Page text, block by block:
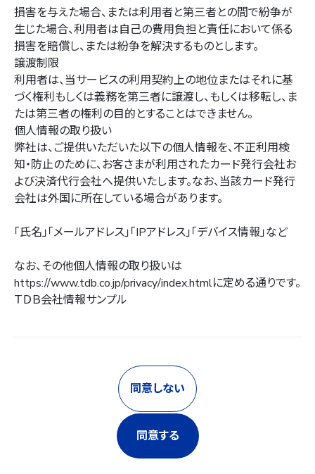
損害を与えた場合、または利用者と第三者との間で紛争が
生じた場合、利用者は自己の費用負担と責任において係る
損害を賠償し、または紛争を解決するものとします。
譲渡制限
利用者は、当サービスの利用契約上の地位またはそれに基
づく権利もしくは義務を第三者に譲渡し、もしくは移転し、ま
たは第三者の権利の目的とすることはできません。
個人情報の取り扱い
弊社は、ご提供いただいた以下の個人情報を、不正利用検
知・防止のために、お客さまが利用されたカード発行会社お
よび決済代行会社へ提供いたします。なお、当該カード発行
会社は外国に所在している場合があります。
「氏名」「メールアドレス」「IPアドレス」「デバイス情報」など
なお、その他個人情報の取り扱いは
https://www.tdb.co.jp/privacy/index.htmlに定める通りです。
ＴＤＢ会社情報サンプル
同意しない
同意する